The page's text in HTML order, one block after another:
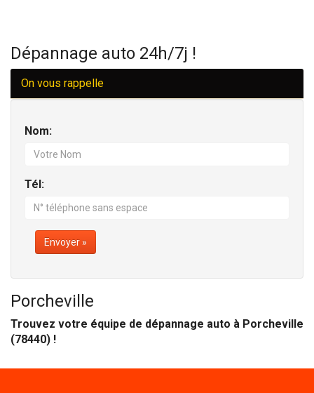
Dépannage auto 24h/7j !
On vous rappelle
Nom:
Tél:
Envoyer »
Porcheville
Trouvez votre équipe de dépannage auto à Porcheville
(78440) !